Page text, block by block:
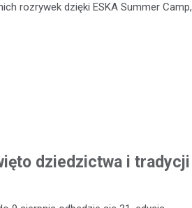
rozrywek dzięki ESKA Summer Camp,
dziedzictwa i tradycji